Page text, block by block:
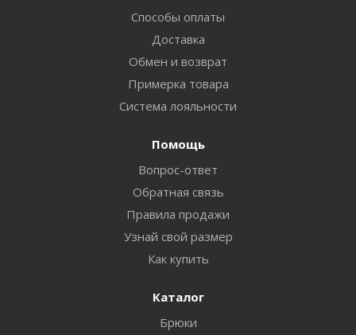
Способы оплаты
Доставка
Обмен и возврат
Примерка товара
Система лояльности
Помощь
Вопрос-ответ
Обратная связь
Правила продажи
Узнай свой размер
Как купить
Каталог
Брюки